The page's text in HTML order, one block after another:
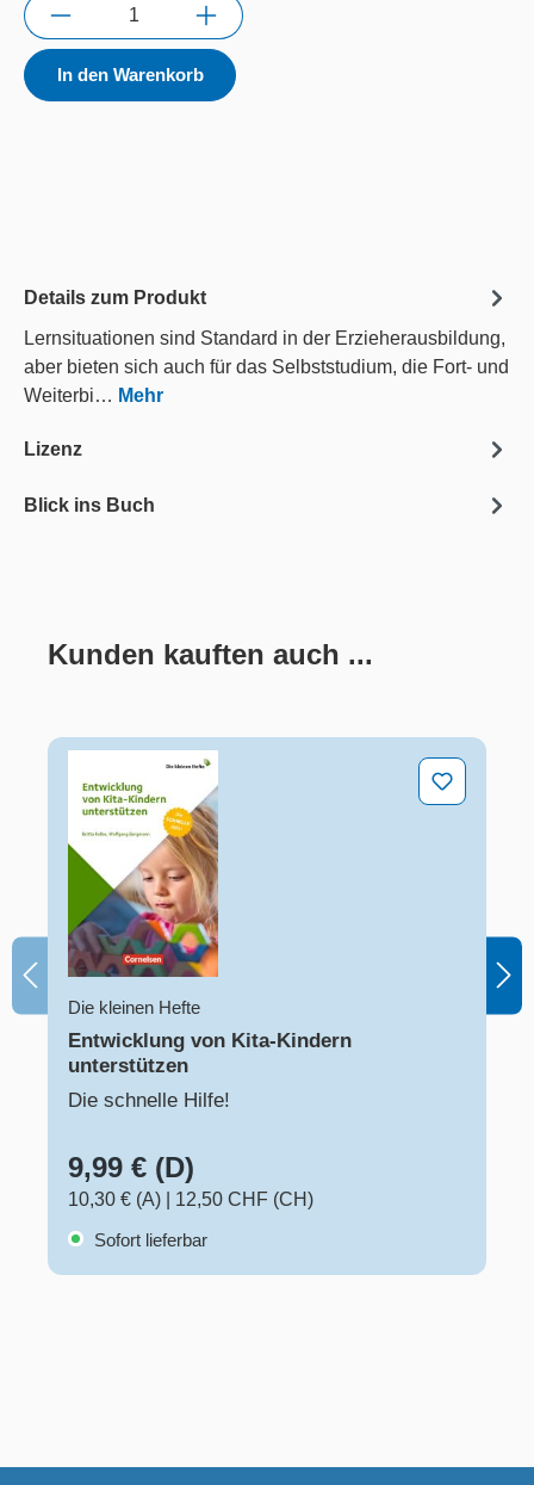
Anzahl
In den Warenkorb
Details zum Produkt
Lernsituationen sind Standard in der Erzieherausbildung,
aber bieten sich auch für das Selbststudium, die Fort- und
Weiterbi… Mehr
Lizenz
Blick ins Buch
Produktgalerie überspringen
Kunden kauften auch ...
Entwicklung von Kita-Kindern unterstützen
Die kleinen Hefte
Entwicklung von Kita-Kindern
unterstützen
Die schnelle Hilfe!
9,99 € (D)
10,30 € (A)
12,50 CHF (CH)
Sofort lieferbar